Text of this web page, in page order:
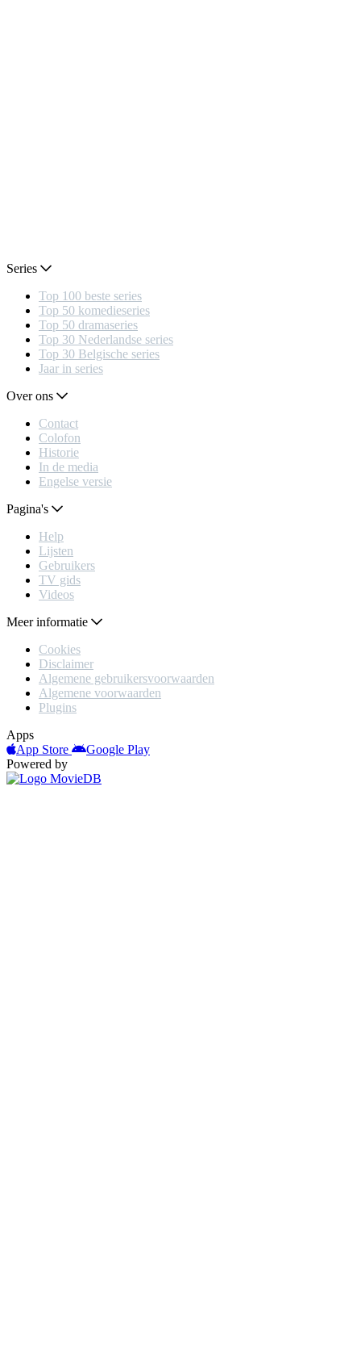
Series
Top 100 beste series
Top 50 komedieseries
Top 50 dramaseries
Top 30 Nederlandse series
Top 30 Belgische series
Jaar in series
Over ons
Contact
Colofon
Historie
In de media
Engelse versie
Pagina's
Help
Lijsten
Gebruikers
TV gids
Videos
Meer informatie
Cookies
Disclaimer
Algemene gebruikersvoorwaarden
Algemene voorwaarden
Plugins
Apps
App Store
Google Play
Powered by